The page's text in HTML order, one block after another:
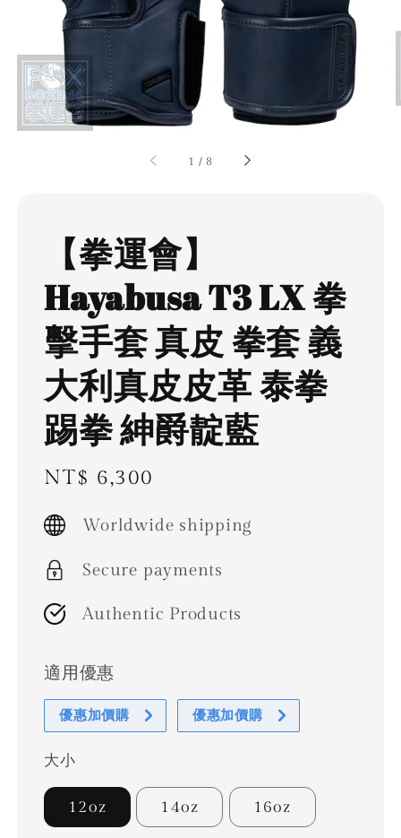
1 / 8
【拳運會】
Hayabusa T3 LX 拳
擊手套 真皮 拳套 義
大利真皮皮革 泰拳
踢拳 紳爵靛藍
Regular
price
NT$ 6,300
Worldwide shipping
Secure payments
Authentic Products
適用優惠
優惠加價購 優惠加價購
大小
12oz 14oz 16oz